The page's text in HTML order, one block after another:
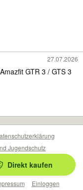
27.07.2026
GTR 3 / GTS 3
Direkt kaufen
Jugendschutz
melden
Einloggen